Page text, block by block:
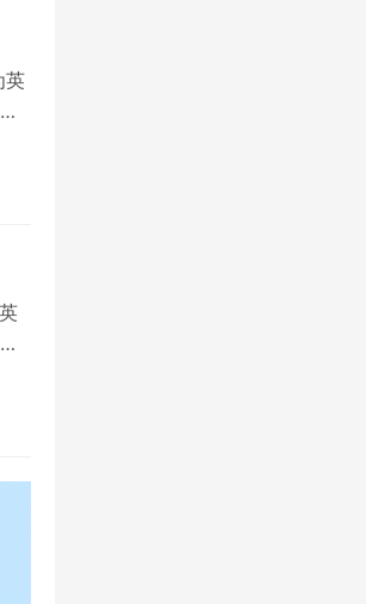
英